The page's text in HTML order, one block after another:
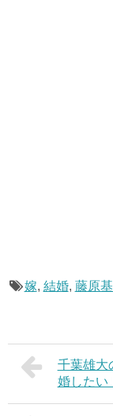
嫁, 結婚, 藤原
千葉雄大
婚したい